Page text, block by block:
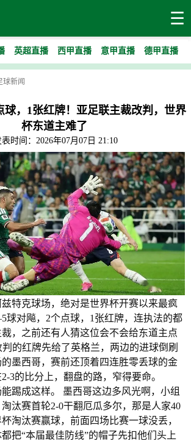
☰
英超直播 西甲直播 意甲直播 德甲直播
球新闻
球，1张红牌！亚足联主裁改判，世界
杯东道主难了
表时间：2026年07月07日 21:10
兹特克球场，绝对是世界杯开赛以来最疯
对飚，2个点球，1张红牌，连执法的都
，之前还有人猜这位会不会给东道主点
的红牌先给了英格兰，两边的进球倒刷
墨西哥，赛前还顶着四连胜零丢球的金
3的比分上，翻盘的路，窄得要命。
踢成这样。 墨西哥这边多风光啊，小组
汰赛首轮2-0干翻厄瓜多尔，那是人家40
淘汰赛赢球，前面四场比赛一球没丢，
把“本届最佳防线”的帽子先扣他们头上